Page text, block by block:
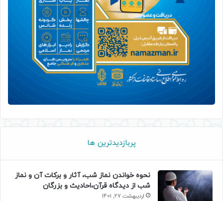
پربازدیدترین ها
نحوه خواندن نماز شب، آثار و برکات آن و نماز
شب از دیدگاه قرآن،احادیث و بزرگان
اردیبهشت 27, 1401